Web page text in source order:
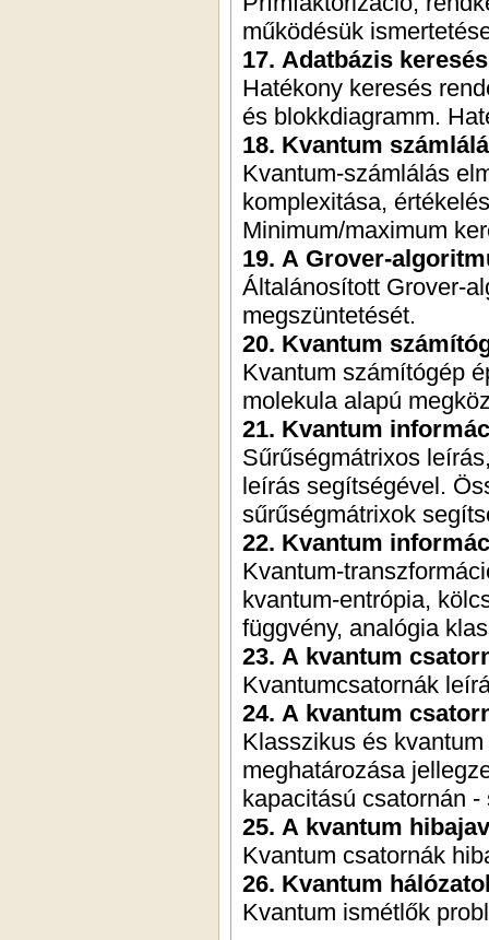
működésük
17. Adatbázis
Hatékony keresés
és blokkdiagramm.
18. Kvantum
Kvantum-számlálás
komplexitása,
Minimum/maximum
19. A Grover-
Általánosított Grover-
megszüntetését.
20. Kvantum
Kvantum számítógép
molekula alapú
21. Kvantum
Sűrűségmátrixos
leírás segítségével.
sűrűségmátrixok
22. Kvantum
Kvantum-
kvantum-entrópia,
függvény, analógia
23. A kvantum
Kvantumcsatornák
24. A kvantum
Klasszikus és
meghatározása
kapacitású csatornán
25. A kvantum
Kvantum csatornák
26. Kvantum
Kvantum ismétlők